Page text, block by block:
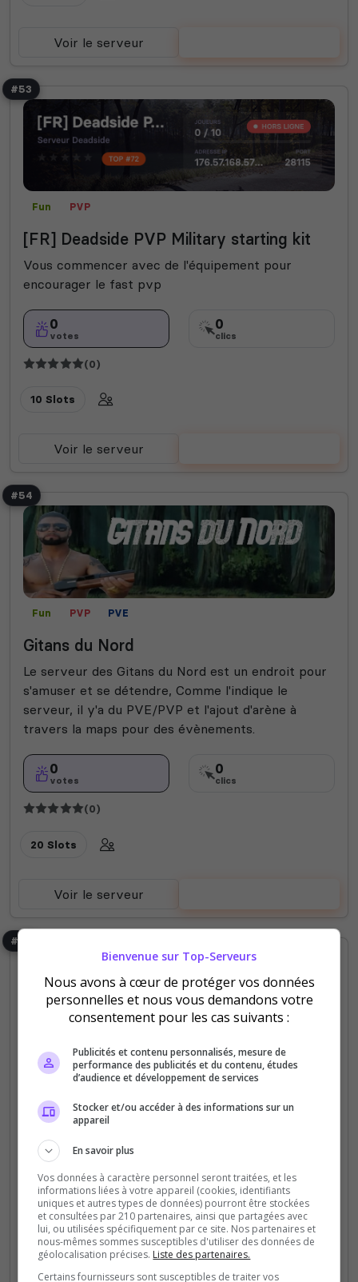
Voir le serveur
#53
Fun PVP
[FR] Deadside PVP Military starting kit
Vous commencer avec de l'équipement pour
encourager le fast pvp
0
votes
0
clics
(0)
10 Slots
Voir le serveur
#54
Fun PVP PVE
Gitans du Nord
Le serveur des Gitans du Nord est un endroit pour
s'amuser et se détendre, Comme l'indique le
serveur, il y'a du PVE/PVP et l'ajout d'arène à
travers la maps pour des évènements.
0
votes
0
clics
(0)
20 Slots
Voir le serveur
#55
Fun PVP PVE
Si vous recherchez un serveur actif, du fun et du
combat en équipe, vous avez atterrit au bon
endroit !
0
votes
0
clics
(1)
30 Slots
Bienvenue sur Top-Serveurs
Nous avons à cœur de protéger vos données
personnelles et nous vous demandons votre
consentement pour les cas suivants :
Publicités et contenu personnalisés, mesure de
performance des publicités et du contenu, études
d’audience et développement de services
Stocker et/ou accéder à des informations sur un
appareil
En savoir plus
Vos données à caractère personnel seront traitées, et les
informations liées à votre appareil (cookies, identifiants
uniques et autres types de données) pourront être stockées
et consultées par 210 partenaires, ainsi que partagées avec
lui, ou utilisées spécifiquement par ce site. Nos partenaires et
nous-mêmes sommes susceptibles d'utiliser des données de
géolocalisation précises. Liste des partenaires.
Certains fournisseurs sont susceptibles de traiter vos